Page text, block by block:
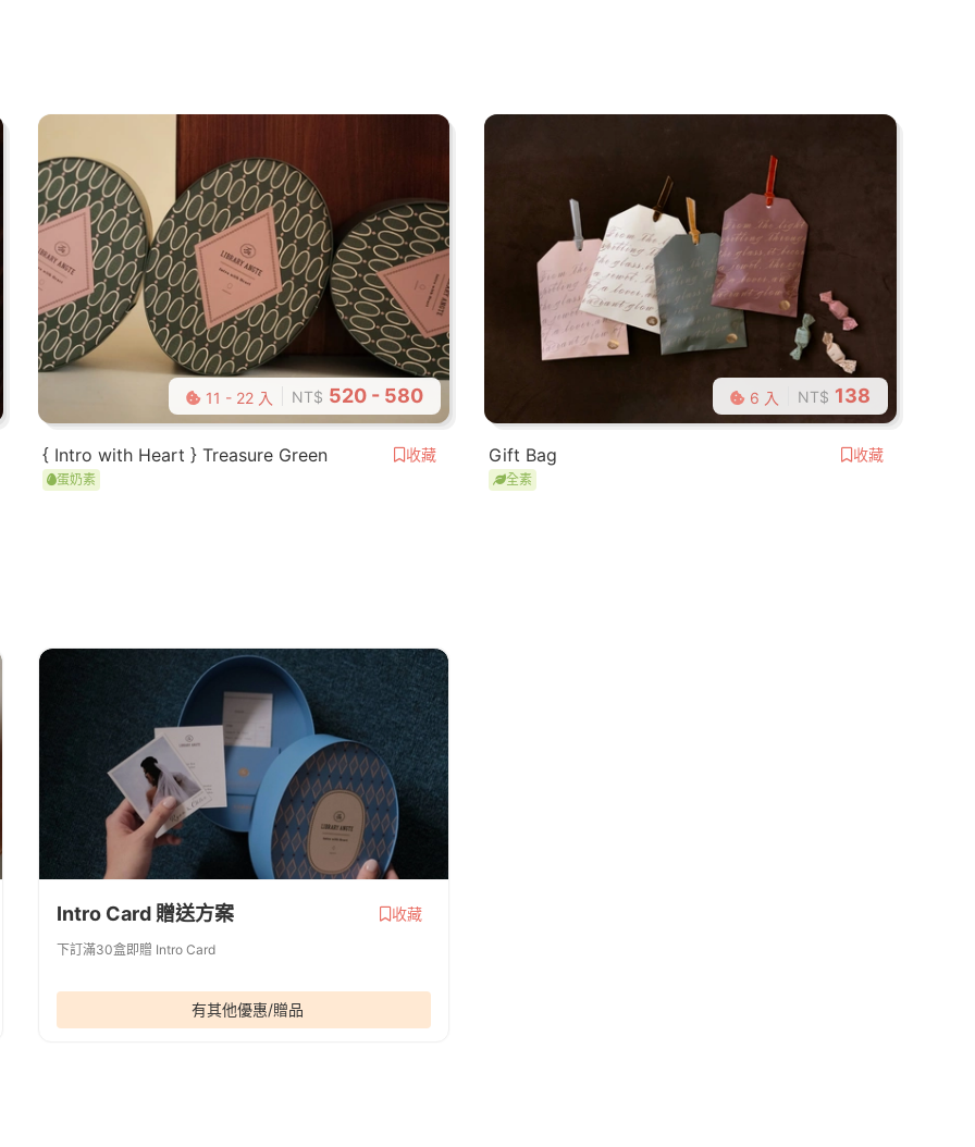
11 - 22 入 NT$ 520 - 580
{ Intro with Heart } Treasure Green 收藏
蛋奶素
6 入 NT$ 138
Gift Bag 收藏
全素
Intro Card 贈送方案 收藏
下訂滿30盒即贈 Intro Card
有其他優惠/贈品